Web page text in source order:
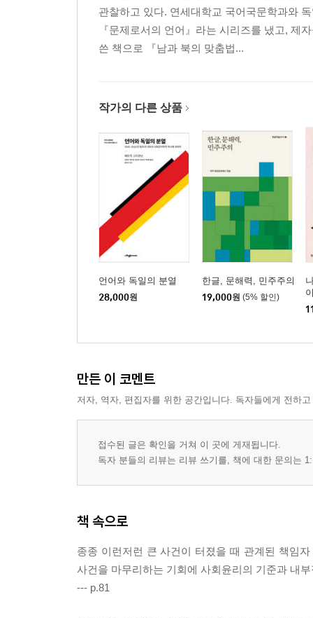
관찰하고 있다. 연세대학교 국어국문학과와
『문제로서의 언어』라는 시리즈를 냈고, 제
쓴 책으로 『남과 북의 맞춤법...
작가의 다른 상품
언어와 독일의 분열
28,000원
한글, 문해력, 민주주의
19,000원 (5% 할인)
만든 이 코멘트
저자, 역자, 편집자를 위한 공간입니다. 독자들에게 전하
접수된 글은 확인을 거쳐 이 곳에 게재됩니다.
독자 분들의 리뷰는 리뷰 쓰기를, 책에 대한 문의는
책 속으로
종종 이런저런 큰 사건이 터졌을 때 관계된 책임
사건을 마무리하는 기회에 사회윤리의 기준과 내
--- p.81